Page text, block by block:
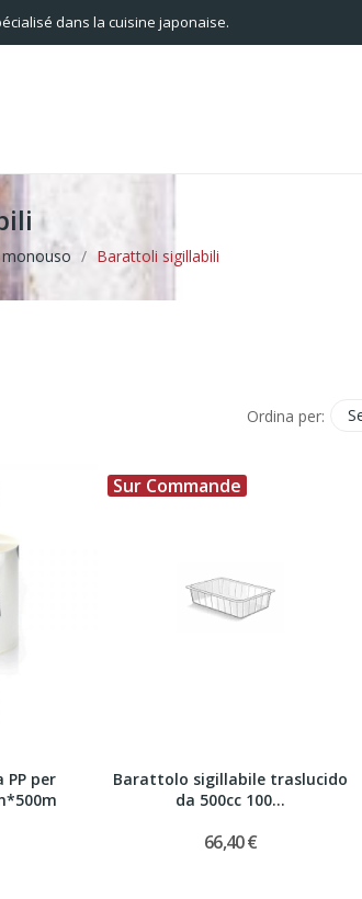
dans la cuisine japonaise.
Barattoli sigillabili
Ordina per:
per
Sur Commande
Barattolo sigillabile traslucido
da 500cc 100...
66,40 €